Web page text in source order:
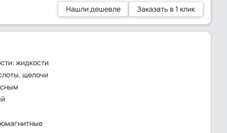
Нашли дешевле Заказать в 1 клик
жидкости
щелочи